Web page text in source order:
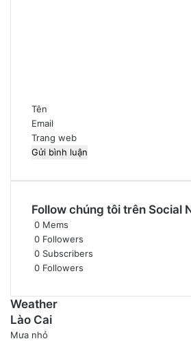
*
Tên
Email
Trang web
Follow chúng tôi trên Social
0 Mems
0 Followers
0 Subscribers
0 Followers
Weather
Lào Cai
Mưa nhỏ